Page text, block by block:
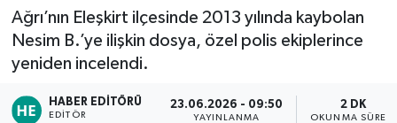
Ağrı’nın Eleşkirt ilçesinde 2013 yılında kaybolan
Nesim B.’ye ilişkin dosya, özel polis ekiplerince
yeniden incelendi.
HABER EDITÖRÜ
EDITÖR
23.06.2026 - 09:50
YAYINLANMA
2 DK
OKUNMA SÜRESI
Haber Arşivi